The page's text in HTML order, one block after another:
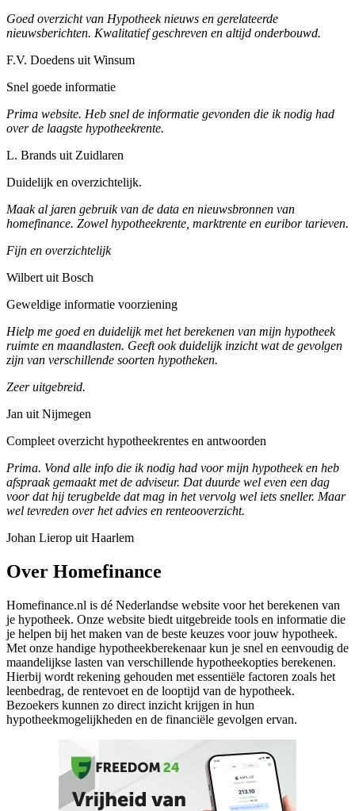
Goed overzicht van Hypotheek nieuws en gerelateerde
nieuwsberichten. Kwalitatief geschreven en altijd onderbouwd.
F.V. Doedens uit Winsum
Snel goede informatie
Prima website. Heb snel de informatie gevonden die ik nodig had
over de laagste hypotheekrente.
L. Brands uit Zuidlaren
Duidelijk en overzichtelijk.
Maak al jaren gebruik van de data en nieuwsbronnen van
homefinance. Zowel hypotheekrente, marktrente en euribor tarieven.
Fijn en overzichtelijk
Wilbert uit Bosch
Geweldige informatie voorziening
Hielp me goed en duidelijk met het berekenen van mijn hypotheek
ruimte en maandlasten. Geeft ook duidelijk inzicht wat de gevolgen
zijn van verschillende soorten hypotheken.
Zeer uitgebreid.
Jan uit Nijmegen
Compleet overzicht hypotheekrentes en antwoorden
Prima. Vond alle info die ik nodig had voor mijn hypotheek en heb
afspraak gemaakt met de adviseur. Dat duurde wel even een dag
voor dat hij terugbelde dat mag in het vervolg wel iets sneller. Maar
wel tevreden over het advies en renteooverzicht.
Johan Lierop uit Haarlem
Over Homefinance
Homefinance.nl is dé Nederlandse website voor het berekenen van
je hypotheek. Onze website biedt uitgebreide tools en informatie die
je helpen bij het maken van de beste keuzes voor jouw hypotheek.
Met onze handige hypotheekberekenaar kun je snel en eenvoudig de
maandelijkse lasten van verschillende hypotheekopties berekenen.
Hierbij wordt rekening gehouden met essentiële factoren zoals het
leenbedrag, de rentevoet en de looptijd van de hypotheek.
Bezoekers kunnen zo direct inzicht krijgen in hun
hypotheekmogelijkheden en de financiële gevolgen ervan.